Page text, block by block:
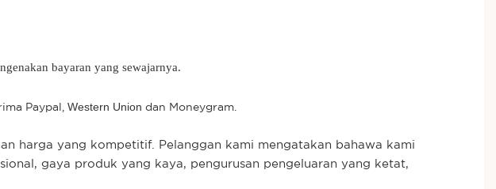
bayaran yang sewajarnya.
Paypal, Western Union dan Moneygram.
harga yang kompetitif. Pelanggan kami mengatakan bahawa kami
gaya produk yang kaya, pengurusan pengeluaran yang ketat,